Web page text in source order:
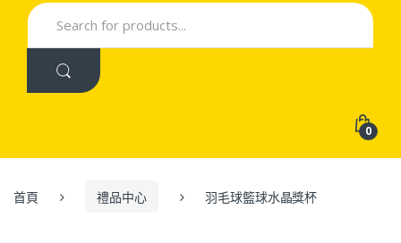
Search
for:
0
首頁 禮品中心 羽毛球籃球水晶獎杯